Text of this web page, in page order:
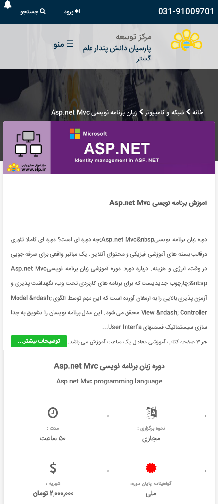
031-91009701 ورود جستجو
مرکز توسعه
پارسیان دانش پندار علم
گستر
☰ منو
خانه شبکه و کامپیوتر زبان برنامه نویسی Asp.net Mvc
آموزش برنامه نویسی Asp.net Mvc
دوره زبان برنامه نویسیAsp.net Mvc&nbsp;چه دوره ای است؟ دوره ای کاملا تئوری
درقالب بسته های آموزشی فیزیکی و محتوای آنلاین. یک میانبر واقعی برای صرفه جویی
در وقت، انرژی و هزینه. درباره دوره: دوره آموزشی زبان برنامه نویسیAsp.net Mvc
&nbsp;چارچوب جدیدیست که برای برنامه های کاربردی تحت وب، نگهداشت پذیری و
آزمون پذیری بالایی را به ارمغان آورده است که این مهم توسط الگوی Model &ndash;
View &ndash; Controller محقق می شود. این مدل برنامه نویسان را تشویق به جدا
سازی سيستماتيک قسمتهای User Interfa...
توضیحات بیشتر...
هر ۳ صفحه کتاب آموزشی معادل یک ساعت آموزش می باشد.
دوره زبان برنامه نویسی Asp.net Mvc
Asp.net Mvc programming language
نحوه برگزاری :
مجازی
مدت :
۵۰ ساعت
گواهینامه پایان دوره:
ملی
شهریه :
۲,۰۰۰,۰۰۰ تومان